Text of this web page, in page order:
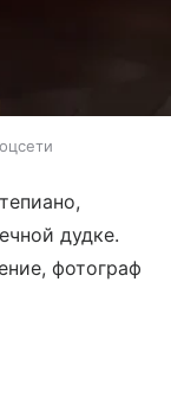
дудке.
фотограф